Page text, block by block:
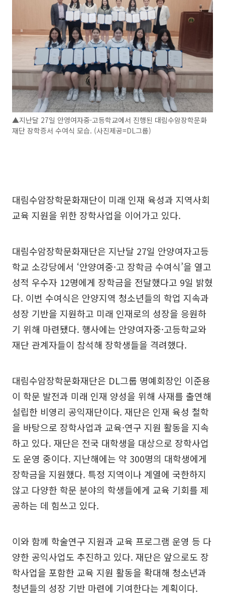
▲ 지난달 27일 안영여자중·고등학교에서 진행된 대림수암장학문화
재단 장학증서 수여식 모습. (사진제공=DL그룹)
대림수암장학문화재단이 미래 인재 육성과 지역사회
교육 지원을 위한 장학사업을 이어가고 있다.
대림수암장학문화재단은 지난달 27일 안양여자고등
학교 소강당에서 ‘안양여중·고 장학금 수여식’을 열고
성적 우수자 12명에게 장학금을 전달했다고 9일 밝혔
다. 이번 수여식은 안양지역 청소년들의 학업 지속과
성장 기반을 지원하고 미래 인재로의 성장을 응원하
기 위해 마련됐다. 행사에는 안양여자중·고등학교와
재단 관계자들이 참석해 장학생들을 격려했다.
대림수암장학문화재단은 DL그룹 명예회장인 이준용
이 학문 발전과 미래 인재 양성을 위해 사재를 출연해
설립한 비영리 공익재단이다. 재단은 인재 육성 철학
을 바탕으로 장학사업과 교육·연구 지원 활동을 지속
하고 있다. 재단은 전국 대학생을 대상으로 장학사업
도 운영 중이다. 지난해에는 약 300명의 대학생에게
장학금을 지원했다. 특정 지역이나 계열에 국한하지
않고 다양한 학문 분야의 학생들에게 교육 기회를 제
공하는 데 힘쓰고 있다.
이와 함께 학술연구 지원과 교육 프로그램 운영 등 다
양한 공익사업도 추진하고 있다. 재단은 앞으로도 장
학사업을 포함한 교육 지원 활동을 확대해 청소년과
청년들의 성장 기반 마련에 기여한다는 계획이다.